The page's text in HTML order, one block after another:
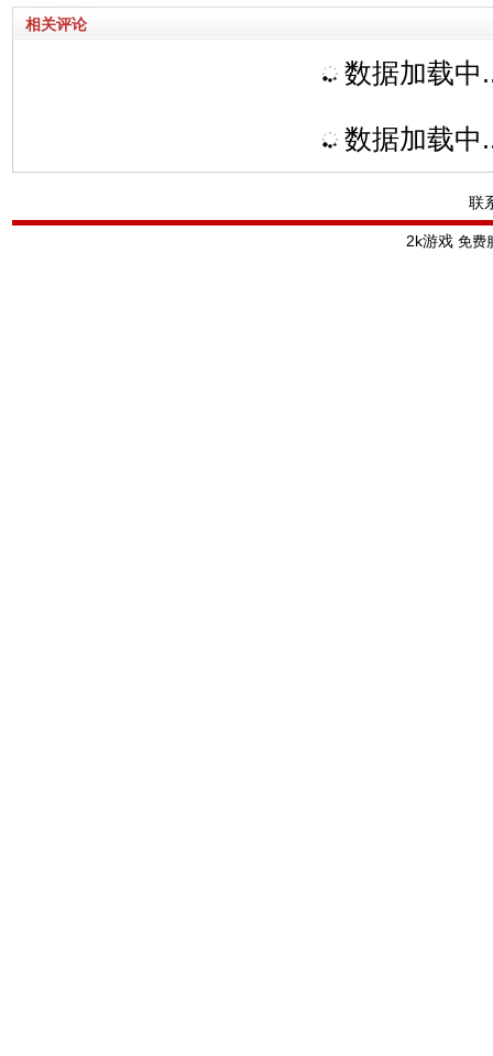
引擎]
GOM引
相关评论
数据加载中
数据加载中
联
2k游戏 免费